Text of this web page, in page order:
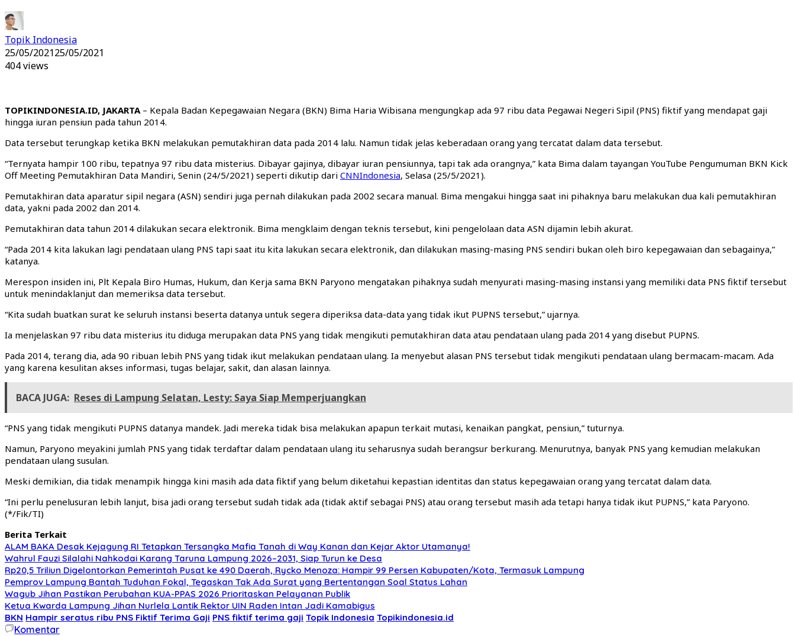
Topik Indonesia
25/05/202125/05/2021
404 views
TOPIKINDONESIA.ID, JAKARTA – Kepala Badan Kepegawaian Negara (BKN) Bima Haria Wibisana mengungkap ada 97 ribu data Pegawai Negeri Sipil (PNS) fiktif yang mendapat gaji
hingga iuran pensiun pada tahun 2014.
Data tersebut terungkap ketika BKN melakukan pemutakhiran data pada 2014 lalu. Namun tidak jelas keberadaan orang yang tercatat dalam data tersebut.
“Ternyata hampir 100 ribu, tepatnya 97 ribu data misterius. Dibayar gajinya, dibayar iuran pensiunnya, tapi tak ada orangnya,” kata Bima dalam tayangan YouTube Pengumuman BKN Kick
Off Meeting Pemutakhiran Data Mandiri, Senin (24/5/2021) seperti dikutip dari CNNIndonesia, Selasa (25/5/2021).
Pemutakhiran data aparatur sipil negara (ASN) sendiri juga pernah dilakukan pada 2002 secara manual. Bima mengakui hingga saat ini pihaknya baru melakukan dua kali pemutakhiran
data, yakni pada 2002 dan 2014.
Pemutakhiran data tahun 2014 dilakukan secara elektronik. Bima mengklaim dengan teknis tersebut, kini pengelolaan data ASN dijamin lebih akurat.
“Pada 2014 kita lakukan lagi pendataan ulang PNS tapi saat itu kita lakukan secara elektronik, dan dilakukan masing-masing PNS sendiri bukan oleh biro kepegawaian dan sebagainya,”
katanya.
Merespon insiden ini, Plt Kepala Biro Humas, Hukum, dan Kerja sama BKN Paryono mengatakan pihaknya sudah menyurati masing-masing instansi yang memiliki data PNS fiktif tersebut
untuk menindaklanjut dan memeriksa data tersebut.
“Kita sudah buatkan surat ke seluruh instansi beserta datanya untuk segera diperiksa data-data yang tidak ikut PUPNS tersebut,” ujarnya.
Ia menjelaskan 97 ribu data misterius itu diduga merupakan data PNS yang tidak mengikuti pemutakhiran data atau pendataan ulang pada 2014 yang disebut PUPNS.
Pada 2014, terang dia, ada 90 ribuan lebih PNS yang tidak ikut melakukan pendataan ulang. Ia menyebut alasan PNS tersebut tidak mengikuti pendataan ulang bermacam-macam. Ada
yang karena kesulitan akses informasi, tugas belajar, sakit, dan alasan lainnya.
BACA JUGA: Reses di Lampung Selatan, Lesty: Saya Siap Memperjuangkan
“PNS yang tidak mengikuti PUPNS datanya mandek. Jadi mereka tidak bisa melakukan apapun terkait mutasi, kenaikan pangkat, pensiun,” tuturnya.
Namun, Paryono meyakini jumlah PNS yang tidak terdaftar dalam pendataan ulang itu seharusnya sudah berangsur berkurang. Menurutnya, banyak PNS yang kemudian melakukan
pendataan ulang susulan.
Meski demikian, dia tidak menampik hingga kini masih ada data fiktif yang belum diketahui kepastian identitas dan status kepegawaian orang yang tercatat dalam data.
“Ini perlu penelusuran lebih lanjut, bisa jadi orang tersebut sudah tidak ada (tidak aktif sebagai PNS) atau orang tersebut masih ada tetapi hanya tidak ikut PUPNS,” kata Paryono.
(*/Fik/TI)
Berita Terkait
ALAM BAKA Desak Kejagung RI Tetapkan Tersangka Mafia Tanah di Way Kanan dan Kejar Aktor Utamanya!
Wahrul Fauzi Silalahi Nahkodai Karang Taruna Lampung 2026–2031, Siap Turun ke Desa
Rp20,5 Triliun Digelontorkan Pemerintah Pusat ke 490 Daerah, Rycko Menoza: Hampir 99 Persen Kabupaten/Kota, Termasuk Lampung
Pemprov Lampung Bantah Tuduhan Fokal, Tegaskan Tak Ada Surat yang Bertentangan Soal Status Lahan
Wagub Jihan Pastikan Perubahan KUA-PPAS 2026 Prioritaskan Pelayanan Publik
Ketua Kwarda Lampung Jihan Nurlela Lantik Rektor UIN Raden Intan Jadi Kamabigus
BKN Hampir seratus ribu PNS Fiktif Terima Gaji PNS fiktif terima gaji Topik Indonesia Topikindonesia.id
Komentar